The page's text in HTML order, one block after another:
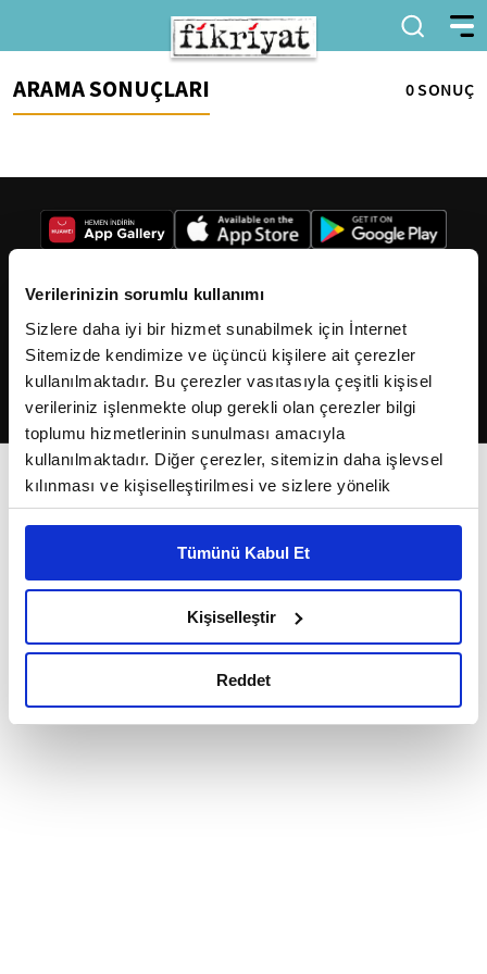
Verilerinizin sorumlu kullanımı
Sizlere daha iyi bir hizmet sunabilmek için İnternet
Sitemizde kendimize ve üçüncü kişilere ait çerezler
kullanılmaktadır. Bu çerezler vasıtasıyla çeşitli kişisel
verileriniz işlenmekte olup gerekli olan çerezler bilgi
toplumu hizmetlerinin sunulması amacıyla
kullanılmaktadır. Diğer çerezler, sitemizin daha işlevsel
kılınması ve kişiselleştirilmesi ve sizlere yönelik
reklam/pazarlama faaliyetlerinin yapılması, amaçlarıyla
Çerezlere ilişkin tercihlerinizi çerez paneli vasıtasıyla
belirleyebilirsiniz. Çerezlere ilişkin detaylı bilgi için
Ayarlar butonuna tıklayabilir,Çerez Bilgilendirme
Metnimizi ziyaret edebilirsiniz.
okumak ve sitemizi ziyaretiniz kapsamında
Tümünü Kabul Et
Kişiselleştir
Reddet
ARAMA SONUÇLARI 0 SONUÇ
2026Fikriyat. Tüm hakları saklıdır.